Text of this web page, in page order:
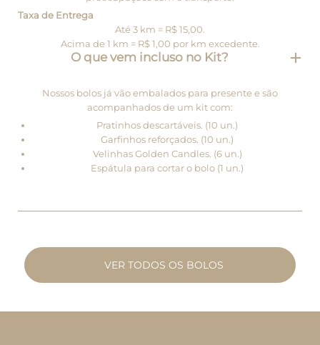
Taxa de Entrega
Até 3 km = R$ 15,00.
Acima de 1 km = R$ 1,00 por km excedente.
O que vem incluso no Kit?
Nossos bolos já vão embalados para presente e são
acompanhados de um kit com:
Pratinhos descartáveis. (10 un.)
Garfinhos reforçados. (10 un.)
Velinhas Golden Candles. (6 un.)
Espátula para cortar o bolo (1 un.)
VER TODOS OS BOLOS